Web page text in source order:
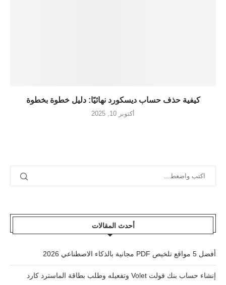
كيفية حذف حساب ديسكورد نهائيًا: دليل خطوة بخطوة
أكتوبر 10, 2025
أحدث المقالات
أفضل 5 مواقع تلخيص PDF مجانية بالذكاء الاصطناعي 2026
إنشاء حساب بنك فولت Volet وتفعيله وطلب بطاقة الماسترد كارد